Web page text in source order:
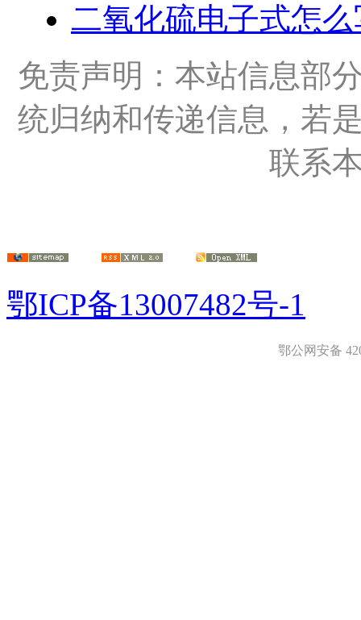
二氧化硫电子式怎
免责声明：本站信息部
统归纳和传递信息，若
联系
鄂ICP备13007482号-1
鄂公网安备